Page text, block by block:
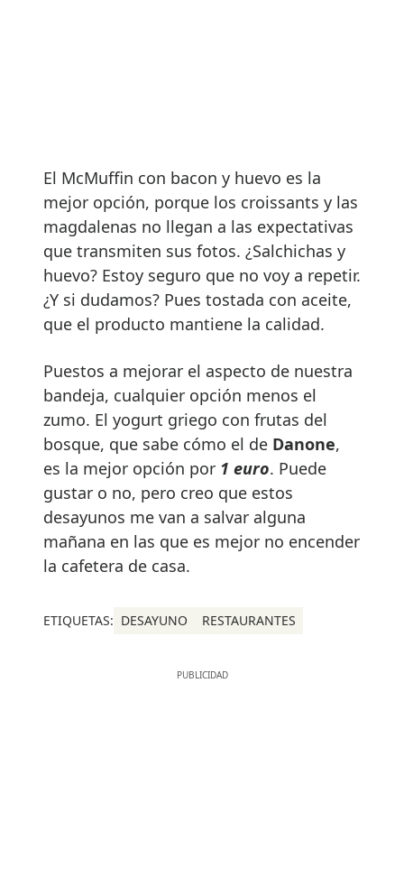
El McMuffin con bacon y huevo es la
mejor opción, porque los croissants y las
magdalenas no llegan a las expectativas
que transmiten sus fotos. ¿Salchichas y
huevo? Estoy seguro que no voy a repetir.
¿Y si dudamos? Pues tostada con aceite,
que el producto mantiene la calidad.
Puestos a mejorar el aspecto de nuestra
bandeja, cualquier opción menos el
zumo. El yogurt griego con frutas del
bosque, que sabe cómo el de Danone,
es la mejor opción por 1 euro. Puede
gustar o no, pero creo que estos
desayunos me van a salvar alguna
mañana en las que es mejor no encender
la cafetera de casa.
ETIQUETAS: DESAYUNO RESTAURANTES